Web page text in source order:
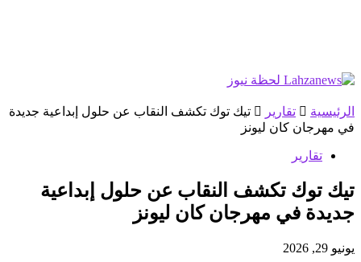
الرئيسية تقارير
تيك توك تكشف النقاب عن حلول إبداعية جديدة
في مهرجان كان ليونز
تقارير
تيك توك تكشف النقاب عن حلول إبداعية
جديدة في مهرجان كان ليونز
يونيو 29, 2026